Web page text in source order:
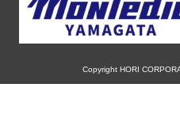
ミツビシ
15インチ
ダンロップ
Advanti Racing
Copyright HORI